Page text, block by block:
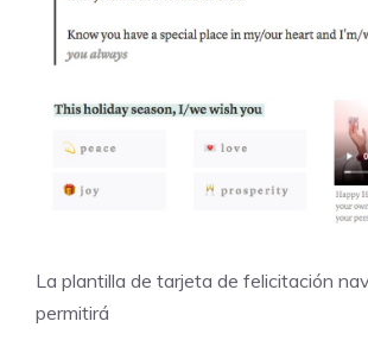
La plantilla de tarjeta de felicitación
permitirá